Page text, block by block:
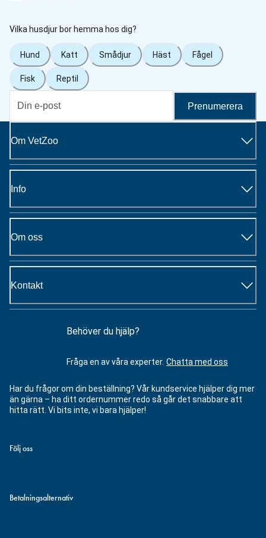
Vilka husdjur bor hemma hos dig?
Hund Katt Smådjur Häst Fågel
Fisk Reptil
Prenumerera
Om VetZoo
Info
Om oss
Kontakt
Behöver du hjälp?
Fråga en av våra experter. Chatta med oss
Har du frågor om din beställning? Vår kundservice hjälper dig mer
än gärna – ha ditt ordernummer redo så går det snabbare att
hitta rätt. Vi bits inte, vi bara hjälper!
Följ oss
Betalningsalternativ